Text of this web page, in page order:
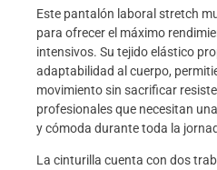
Este pantalón laboral stretch
para ofrecer el máximo
intensivos. Su tejido elástico
adaptabilidad al cuerpo,
movimiento sin sacrificar
profesionales que necesitan
y cómoda durante toda la
La cinturilla cuenta con dos